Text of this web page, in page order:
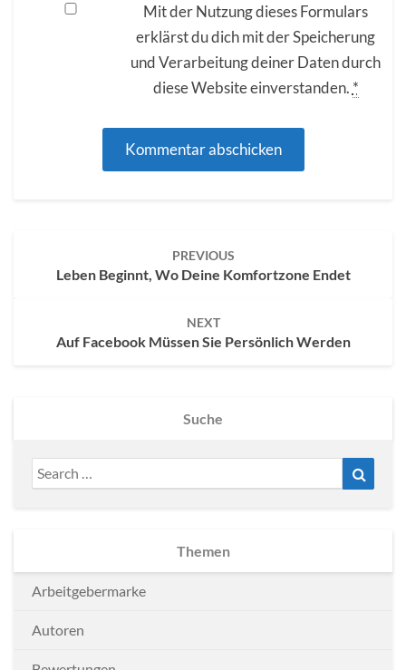
Mit der Nutzung dieses Formulars
erklärst du dich mit der Speicherung
und Verarbeitung deiner Daten durch
diese Website einverstanden. *
PREVIOUS
Leben Beginnt, Wo Deine Komfortzone Endet
NEXT
Auf Facebook Müssen Sie Persönlich Werden
Suche
Search
for:
Themen
Arbeitgebermarke
Autoren